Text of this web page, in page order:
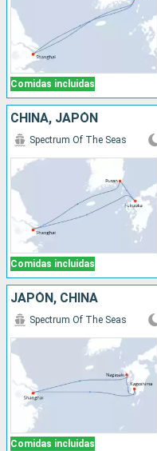
Comidas incluidas
CHINA, JAPÓN
Comidas incluidas
Spectrum Of The Seas
JAPÓN, CHINA
Comidas incluidas
Spectrum Of The Seas